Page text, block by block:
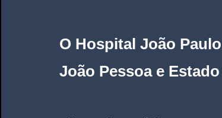
O Hospital João
João Pessoa e